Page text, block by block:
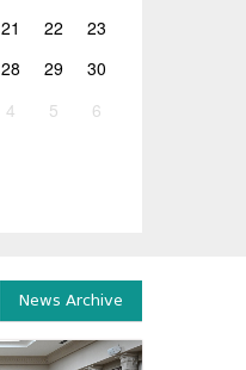
21 22
23
28 29
30
4 5 6
News Archive